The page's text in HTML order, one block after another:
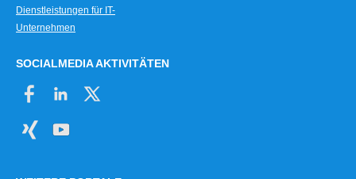
Dienstleistungen für IT-
Unternehmen
SOCIALMEDIA AKTIVITÄTEN